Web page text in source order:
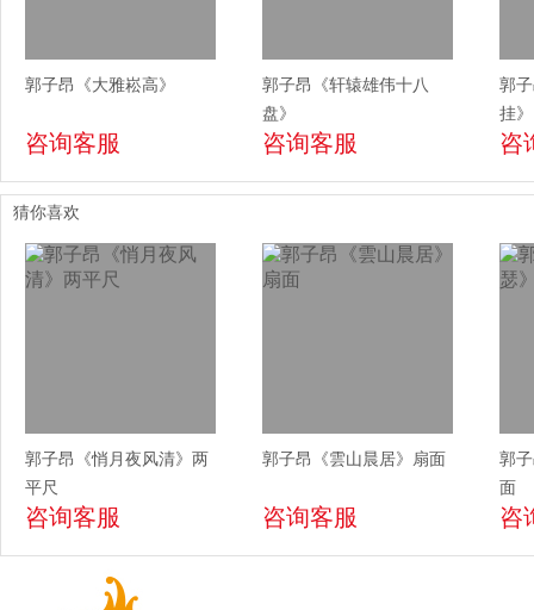
郭子昂《大雅崧高》
咨询客服
郭子昂《轩辕雄伟十八
盘》
咨询客服
郭
挂》
咨
猜你喜欢
郭子昂《悄月夜风清》两
平尺
咨询客服
郭子昂《雲山晨居》扇面
咨询客服
郭
面
咨